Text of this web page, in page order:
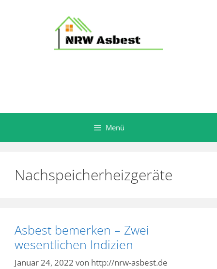
Menü
Nachspeicherheizgeräte
Asbest bemerken – Zwei
wesentlichen Indizien
Januar 24, 2022 von http://nrw-asbest.de